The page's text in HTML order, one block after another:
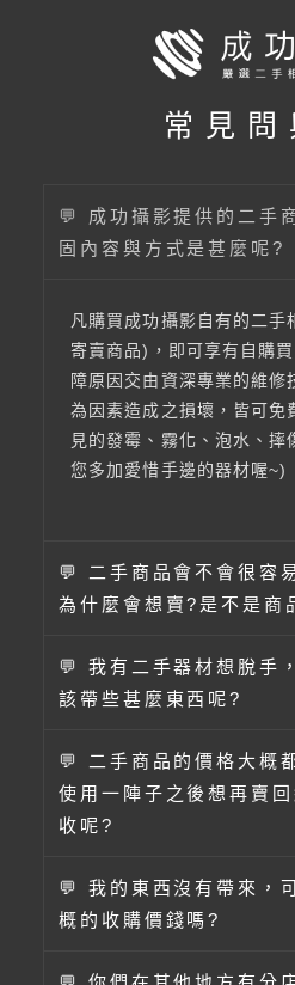
常見問
💬 成功攝影提供的二手
固內容與方式是甚麼呢?
凡購買成功攝影自有的二手
寄賣商品)，即可享有自購
障原因交由資深專業的維修
為因素造成之損壞，皆可免
見的發霉、霧化、泡水、
您多加愛惜手邊的器材喔~)
💬 二手商品會不會很容
為什麼會想賣?是不是商
💬 我有二手器材想脫手
該帶些甚麼東西呢?
💬 二手商品的價格大概
使用一陣子之後想再賣
收呢?
💬 我的東西沒有帶來，
概的收購價錢嗎?